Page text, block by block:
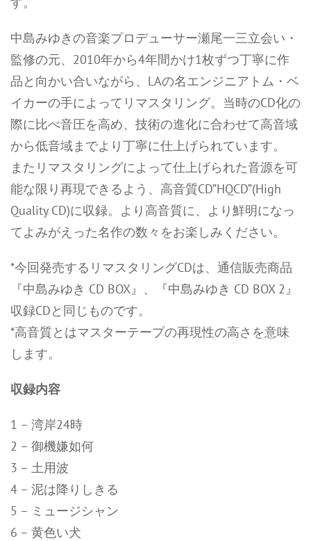
中島みゆきの音楽プロデューサー瀬尾一三立会い・
監修の元、2010年から4年間かけ1枚ずつ丁寧に作
品と向かい合いながら、LAの名エンジニアトム・ベ
イカーの手によってリマスタリング。当時のCD化の
際に比べ音圧を高め、技術の進化に合わせて高音域
から低音域までより丁寧に仕上げられています。
またリマスタリングによって仕上げられた音源を可
能な限り再現できるよう、高音質CD”HQCD”(High
Quality CD)に収録。より高音質に、より鮮明になっ
てよみがえった名作の数々をお楽しみください。
*今回発売するリマスタリングCDは、通信販売商品
『中島みゆき CD BOX』、『中島みゆき CD BOX 2』
収録CDと同じものです。
*高音質とはマスターテープの再現性の高さを意味
します。
収録内容
1 – 湾岸24時
2 – 御機嫌如何
3 – 土用波
4 – 泥は降りしきる
5 – ミュージシャン
6 – 黄色い犬